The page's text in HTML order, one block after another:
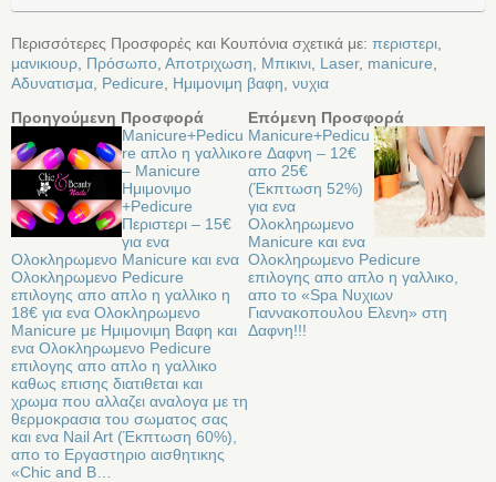
Περισσότερες Προσφορές και Κουπόνια σχετικά με: περιστερι
μανικιουρ Πρόσωπο Αποτριχωση Μπικινι Laser, manicure
Αδυνατισμα Pedicure Ημιμονιμη βαφη νυχια
Προηγούμενη Προσφορά
Manicure+Pedicu
re απλο η γαλλικο
– Manicure
Ημιμονιμo
+Pedicure
Περιστερι – 15€
για ενα
Ολοκληρωμενο Manicure και ενα
Ολοκληρωμενο Pedicure
επιλογης απο απλο η γαλλικο η
18€ για ενα Ολοκληρωμενο
Manicure με Ημιμονιμη Βαφη και
ενα Ολοκληρωμενο Pedicure
επιλογης απο απλο η γαλλικο
καθως επισης διατιθεται και
χρωμα που αλλαζει αναλογα με τη
θερμοκρασια του σωματος σας
και ενα Nail Art (Έκπτωση 60%),
απο το Εργαστηριο αισθητικης
«Chic and B…
Επόμενη Προσφορά
Manicure+Pedicu
re Δαφνη – 12€
απο 25€
(Έκπτωση 52%)
για ενα
Ολοκληρωμενο
Manicure και ενα
Ολοκληρωμενο Pedicure
επιλογης απο απλο η γαλλικο,
απο το «Spa Νυχιων
Γιαννακοπουλου Ελενη» στη
Δαφνη!!!